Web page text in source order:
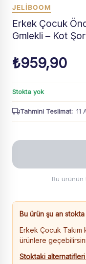
JELIBOOM
Erkek Çocuk
Gmlekli – Kot
₺959,90
Stokta yok
Tahmini Teslimat: 11
Bu ürünün
Bu ürün şu an
Erkek Çocuk
ürünlere
Stoktaki